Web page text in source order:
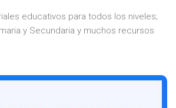
educativos para todos los niveles;
y Secundaria y muchos recursos